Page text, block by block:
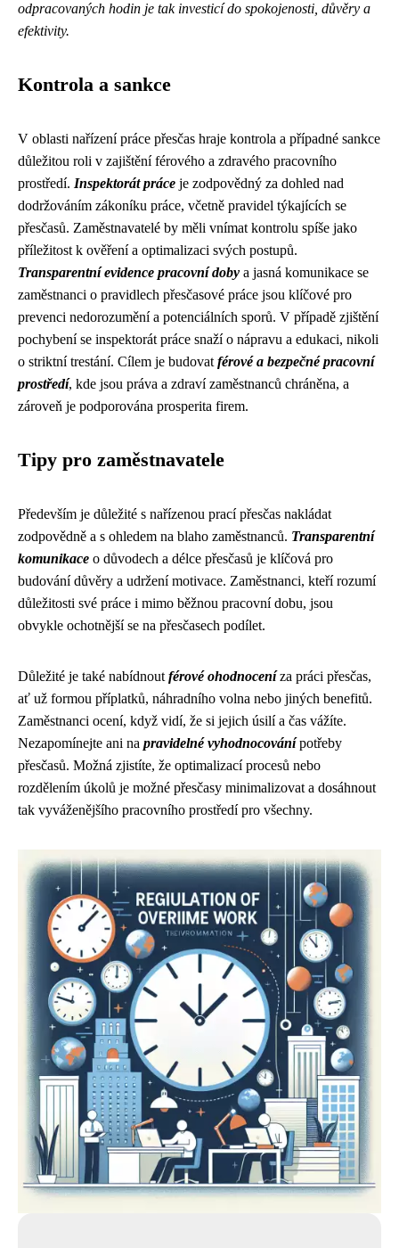
odpracovaných hodin je tak investicí do spokojenosti, důvěry a
efektivity.
Kontrola a sankce
V oblasti nařízení práce přesčas hraje kontrola a případné sankce
důležitou roli v zajištění férového a zdravého pracovního
prostředí. Inspektorát práce je zodpovědný za dohled nad
dodržováním zákoníku práce, včetně pravidel týkajících se
přesčasů. Zaměstnavatelé by měli vnímat kontrolu spíše jako
příležitost k ověření a optimalizaci svých postupů.
Transparentní evidence pracovní doby a jasná komunikace se
zaměstnanci o pravidlech přesčasové práce jsou klíčové pro
prevenci nedorozumění a potenciálních sporů. V případě zjištění
pochybení se inspektorát práce snaží o nápravu a edukaci, nikoli
o striktní trestání. Cílem je budovat férové a bezpečné pracovní
prostředí, kde jsou práva a zdraví zaměstnanců chráněna, a
zároveň je podporována prosperita firem.
Tipy pro zaměstnavatele
Především je důležité s nařízenou prací přesčas nakládat
zodpovědně a s ohledem na blaho zaměstnanců. Transparentní
komunikace o důvodech a délce přesčasů je klíčová pro
budování důvěry a udržení motivace. Zaměstnanci, kteří rozumí
důležitosti své práce i mimo běžnou pracovní dobu, jsou
obvykle ochotnější se na přesčasech podílet.
Důležité je také nabídnout férové ohodnoceníza práci přesčas,
ať už formou příplatků, náhradního volna nebo jiných benefitů.
Zaměstnanci ocení, když vidí, že si jejich úsilí a čas vážíte.
Nezapomínejte ani na pravidelné vyhodnocovánípotřeby
přesčasů. Možná zjistíte, že optimalizací procesů nebo
rozdělením úkolů je možné přesčasy minimalizovat a dosáhnout
tak vyváženějšího pracovního prostředí pro všechny.